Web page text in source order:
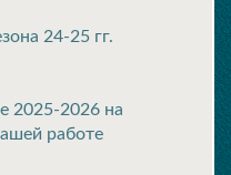
24-25 гг.
2025-2026 на
работе